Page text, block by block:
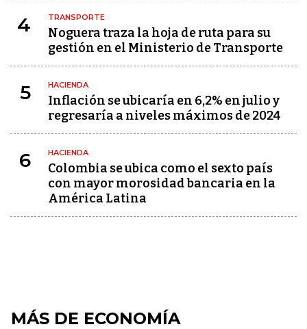
4 TRANSPORTE
Noguera traza la hoja de ruta para su
gestión en el Ministerio de Transporte
5 HACIENDA
Inflación se ubicaría en 6,2% en julio y
regresaría a niveles máximos de 2024
6 HACIENDA
Colombia se ubica como el sexto país
con mayor morosidad bancaria en la
América Latina
MÁS DE ECONOMÍA